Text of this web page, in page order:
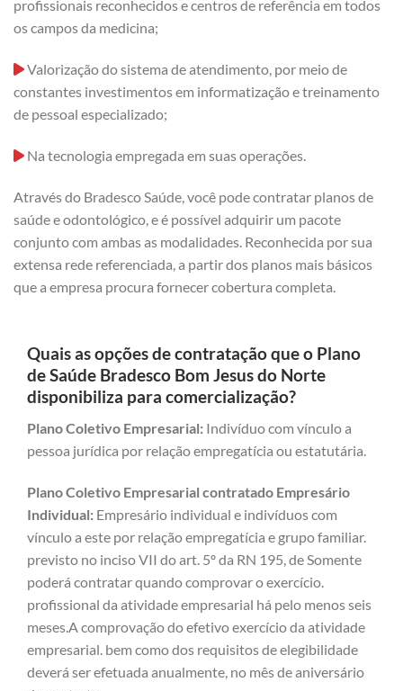
profissionais reconhecidos e centros de referência em todos
os campos da medicina;
Valorização do sistema de atendimento, por meio de
constantes investimentos em informatização e treinamento
de pessoal especializado;
Na tecnologia empregada em suas operações.
Através do Bradesco Saúde, você pode contratar planos de
saúde e odontológico, e é possível adquirir um pacote
conjunto com ambas as modalidades. Reconhecida por sua
extensa rede referenciada, a partir dos planos mais básicos
que a empresa procura fornecer cobertura completa.
Quais as opções de contratação que o Plano
de Saúde Bradesco Bom Jesus do Norte
disponibiliza para comercialização?
Plano Coletivo Empresarial: Indivíduo com vínculo a
pessoa jurídica por relação empregatícia ou estatutária.
Plano Coletivo Empresarial contratado Empresário
Individual: Empresário individual e indivíduos com
vínculo a este por relação empregatícia e grupo familiar.
previsto no inciso VII do art. 5º da RN 195, de Somente
poderá contratar quando comprovar o exercício.
profissional da atividade empresarial há pelo menos seis
meses.A comprovação do efetivo exercício da atividade
empresarial. bem como dos requisitos de elegibilidade
deverá ser efetuada anualmente, no mês de aniversário